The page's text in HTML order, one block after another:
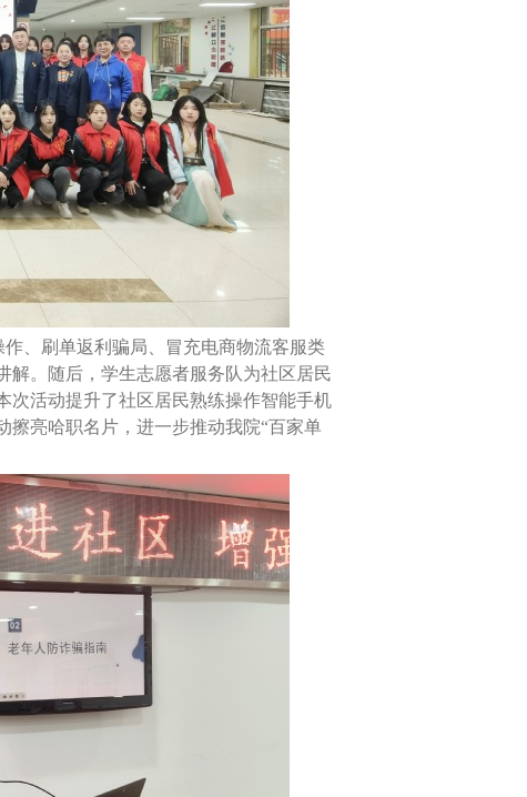
、刷单返利骗局、冒充电商物流客服类
解。随后，学生志愿者服务队为社区居民
次活动提升了社区居民熟练操作智能手机
擦亮哈职名片，进一步推动我院“百家单